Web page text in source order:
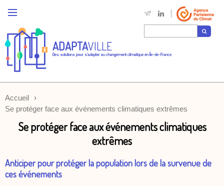
ADAPTAVILLE
Des solutions pour s'adapter au changement climatique en Île-de-France
Accueil
Se protéger face aux événements climatiques extrêmes
Se protéger face aux événements climatiques
extrêmes
Anticiper pour protéger la population lors de la survenue de
ces événements